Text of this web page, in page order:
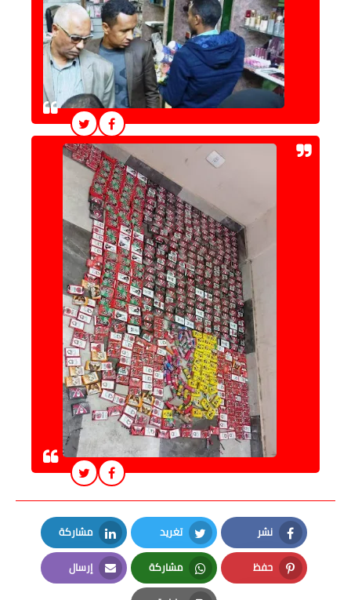
نشر
Facebook
تغريد
Twitter
مشاركة
LinkedIn
حفظ
Pinterest
مشاركة
Whatsapp
إرسال
Email